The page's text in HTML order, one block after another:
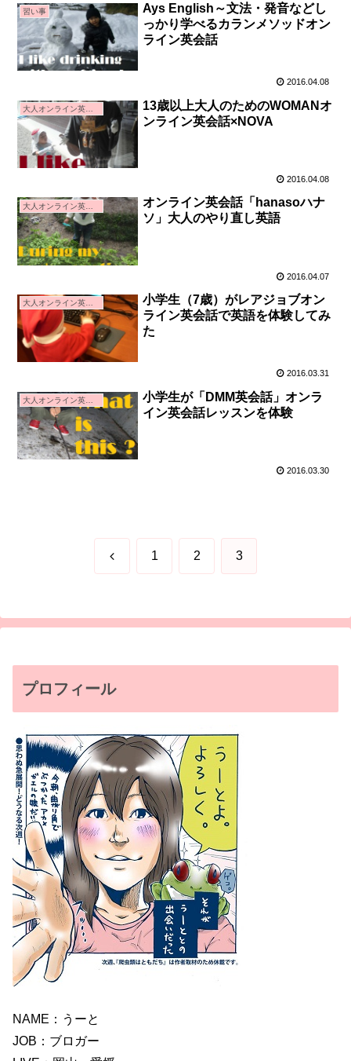
習い事
Ays English～文法・発音などし
っかり学べるカランメソッドオン
ライン英会話
2016.04.08
大人オンライン英会話
13歳以上大人のためのWOMANオ
ンライン英会話×NOVA
2016.04.08
大人オンライン英会話
オンライン英会話「hanasoハナ
ソ」大人のやり直し英語
2016.04.07
大人オンライン英会話
小学生（7歳）がレアジョブオン
ライン英会話で英語を体験してみ
た
2016.03.31
大人オンライン英会話
小学生が「DMM英会話」オンラ
イン英会話レッスンを体験
2016.03.30
前 1 2 3
プロフィール
NAME：うーと
JOB：ブロガー